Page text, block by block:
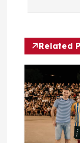
g
a
c
Related